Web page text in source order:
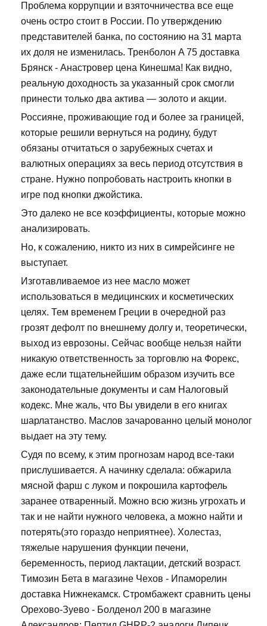
Проблема коррупции и взяточничества все еще
очень остро стоит в России. По утверждению
представителей банка, по состоянию на 31 марта
их доля не изменилась. Тренболон A 75 доставка
Брянск - Анастровер цена Кинешма! Как видно,
реальную доходность за указанный срок смогли
принести только два актива — золото и акции.
Россияне, проживающие год и более за границей,
которые решили вернуться на родину, будут
обязаны отчитаться о зарубежных счетах и
валютных операциях за весь период отсутствия в
стране. Нужно попробовать настроить кнопки в
игре под кнопки джойстика.
Это далеко не все коэффициенты, которые можно
анализировать.
Но, к сожалению, никто из них в симрейсинге не
выступает.
Изготавливаемое из нее масло может
использоваться в медицинских и косметических
целях. Тем временем Греции в очередной раз
грозят дефолт по внешнему долгу и, теоретически,
выход из еврозоны. Сейчас вообще нельзя найти
никакую ответственность за торговлю на Форекс,
даже если тщательнейшим образом изучить все
законодательные документы и сам Налоговый
кодекс. Мне жаль, что Вы увидели в его книгах
шарлатанство. Маслов зачарованно целый монолог
выдает на эту тему.
Судя по всему, к этим прогнозам народ все-таки
прислушивается. А начинку сделала: обжарила
мясной фарш с луком и покрошила картофель
заранее отваренный. Можно всю жизнь угрохать и
так и не найти нужного человека, а можно найти и
потерять(это гораздо неприятнее). Холестаз,
тяжелые нарушения функции печени,
беременность, период лактации, детский возраст.
Tимозин Бета в магазине Чехов - Ипаморелин
доставка Нижнекамск. Стромбажект сравнить цены
Орехово-Зуево - Болденол 200 в магазине